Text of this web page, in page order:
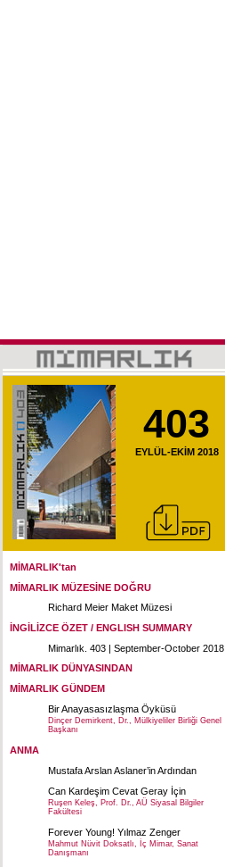
403
EYLÜL-EKİM 2018
MİMARLIK'tan
MİMARLIK MÜZESİNE DOĞRU
Richard Meier Maket Müzesi
İNGİLİZCE ÖZET / ENGLISH SUMMARY
Mimarlık. 403 | September-October 2018
MİMARLIK DÜNYASINDAN
MİMARLIK GÜNDEM
Bir Anayasasızlaşma Öyküsü
Dinçer Demirkent, Dr., Mülkiyeliler Birliği Genel
Başkanı
ANMA
Mustafa Arslan Aslaner’in Ardından
Can Kardeşim Cevat Geray İçin
Ruşen Keleş, Prof. Dr., AÜ Siyasal Bilgiler
Fakültesi
Forever Young! Yılmaz Zenger
Mahmut Nüvit Doksatlı, İç Mimar, Sanat
Danışmanı